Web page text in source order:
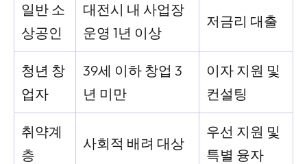
일반 소
상공인
대전시 내 사업장
운영 1년 이상
저금리 대출
청년 창
업자
39세 이하 창업 3
년 미만
이자 지원 및
컨설팅
취약계
층
사회적 배려 대상
우선 지원 및
특별 융자